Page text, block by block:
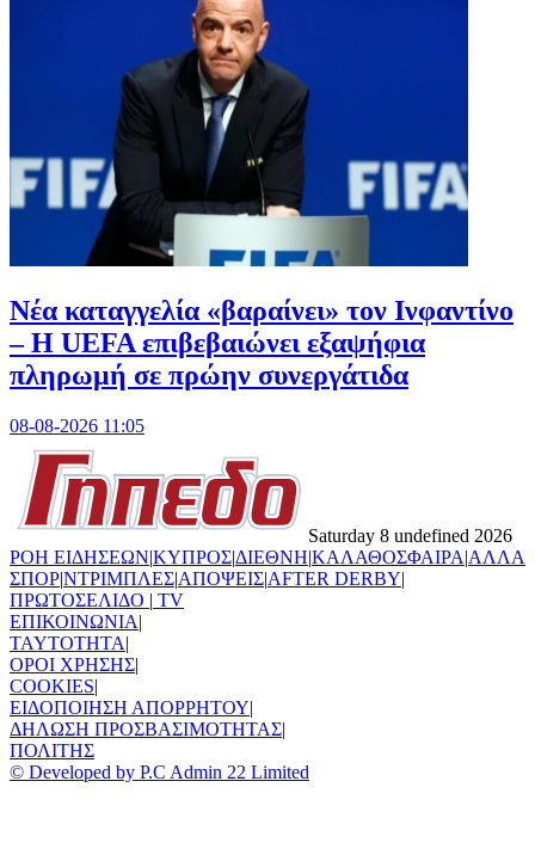
Νέα καταγγελία «βαραίνει» τον Ινφαντίνο
– Η UEFA επιβεβαιώνει εξαψήφια
πληρωμή σε πρώην συνεργάτιδα
08-08-2026 11:05
Saturday 8 undefined 2026
ΡΟΗ ΕΙΔΗΣΕΩΝ|ΚΥΠΡΟΣ|ΔΙΕΘΝΗ|ΚΑΛΑΘΟΣΦΑΙΡΑ|ΑΛΛΑ
ΣΠΟΡ|ΝΤΡΙΜΠΛΕΣ|ΑΠΟΨΕΙΣ|AFTER DERBY|
ΠΡΩΤΟΣΕΛΙΔΟ | TV
ΕΠΙΚΟΙΝΩΝΙΑ|
TAYTOTHTA|
ΟΡΟΙ ΧΡΗΣΗΣ|
COOKIES|
ΕΙΔΟΠΟΙΗΣΗ ΑΠΟΡΡΗΤΟΥ|
ΔΗΛΩΣΗ ΠΡΟΣΒΑΣΙΜΟΤΗΤΑΣ|
ΠΟΛΙΤΗΣ
© Developed by P.C Admin 22 Limited